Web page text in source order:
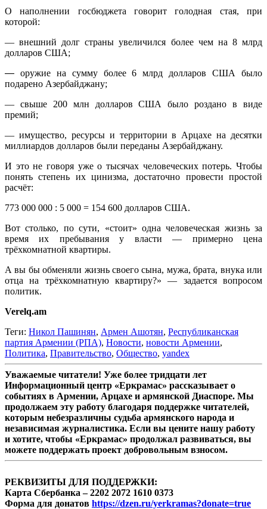
О наполнении госбюджета говорит голодная стая, при
которой:
— внешний долг страны увеличился более чем на 8 млрд
долларов США;
— оружие на сумму более 6 млрд долларов США было
подарено Азербайджану;
— свыше 200 млн долларов США было роздано в виде
премий;
— имущество, ресурсы и территории в Арцахе на десятки
миллиардов долларов были переданы Азербайджану.
И это не говоря уже о тысячах человеческих потерь. Чтобы
понять степень их цинизма, достаточно провести простой
расчёт:
773 000 000 : 5 000 = 154 600 долларов США.
Вот столько, по сути, «стоит» одна человеческая жизнь за
время их пребывания у власти — примерно цена
трёхкомнатной квартиры.
А вы бы обменяли жизнь своего сына, мужа, брата, внука или
отца на трёхкомнатную квартиру?» — задается вопросом
политик.
Verelq.am
Теги: Никол Пашинян, Армен Ашотян, Республиканская
партия Армении (РПА), Новости, новости Армении,
Политика, Правительство, Общество, yandex
Уважаемые читатели! Уже более тридцати лет
Информационный центр «Еркрамас» рассказывает о
событиях в Армении, Арцахе и армянской Диаспоре. Мы
продолжаем эту работу благодаря поддержке читателей,
которым небезразличны судьба армянского народа и
независимая журналистика. Если вы цените нашу работу
и хотите, чтобы «Еркрамас» продолжал развиваться, вы
можете поддержать проект добровольным взносом.
РЕКВИЗИТЫ ДЛЯ ПОДДЕРЖКИ:
Карта Сбербанка – 2202 2072 1610 0373
Форма для донатов https://dzen.ru/yerkramas?donate=true